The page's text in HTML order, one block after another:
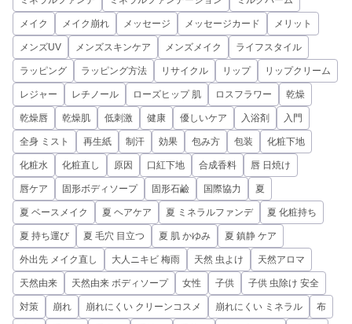
メイク メイク崩れ メッセージ メッセージカード メリット
メンズUV メンズスキンケア メンズメイク ライフスタイル
ラッピング ラッピング方法 リサイクル リップ リップクリーム
レジャー レチノール ローズヒップ 肌 ロスフラワー 乾燥
乾燥唇 乾燥肌 低刺激 健康 優しいケア 入浴剤 入門
全身 ミスト 再生紙 制汗 効果 包み方 包装 化粧下地
化粧水 化粧直し 原因 口紅下地 合成香料 唇 日焼け
唇ケア 固形ボディソープ 固形石鹼 国際協力 夏
夏 ベースメイク 夏 ヘアケア 夏 ミネラルファンデ 夏 化粧持ち
夏 持ち運び 夏 毛穴 目立つ 夏 肌 かゆみ 夏 鎮静 ケア
外出先 メイク直し 大人ニキビ 梅雨 天然 虫よけ 天然アロマ
天然由来 天然由来 ボディソープ 女性 子供 子供 虫除け 安全
対策 崩れ 崩れにくい クリーンコスメ 崩れにくい ミネラル 布